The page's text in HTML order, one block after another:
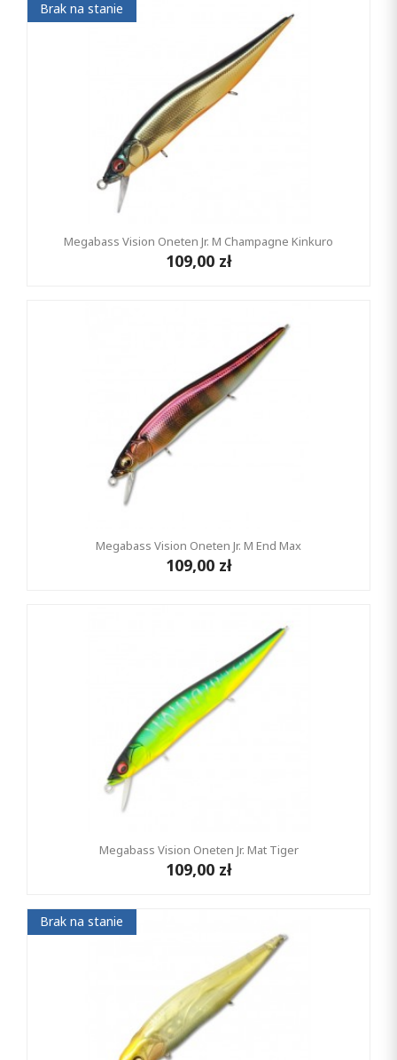
Brak na stanie
Megabass Vision Oneten Jr. M Champagne Kinkuro
109,00 zł
Megabass Vision Oneten Jr. M End Max
109,00 zł
Megabass Vision Oneten Jr. Mat Tiger
109,00 zł
Brak na stanie